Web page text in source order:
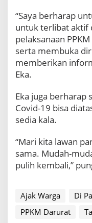
“Saya berharap
untuk terlibat aktif
pelaksanaan
serta membuka
memberikan
Eka.
Eka juga berharap
Covid-19 bisa
sedia kala.
“Mari kita lawan
sama. Mudah-
pulih kembali,”
Ajak Warga Di
PPKM Darurat